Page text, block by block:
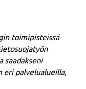
toimipisteissä
saadakseni
eri palvelualueilla,